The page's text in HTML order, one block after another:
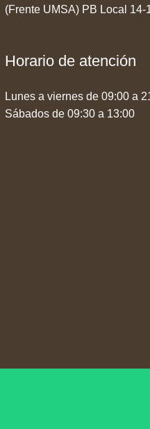
(Frente UMSA) PB Local 14-
Horario de atención
Lunes a viernes de 09:00 a
Sábados de 09:30 a 13:00